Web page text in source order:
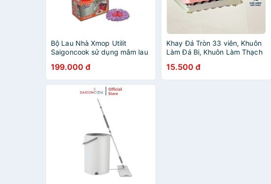
Bộ Lau Nhà Xmop Utilit
Saigoncook sử dụng mâm lau
199.000 đ
Khay Đá Tròn 33 viên, Khuôn
Làm Đá Bi, Khuôn Làm Thạch
Nghĩnh Saigoncook
15.500 đ